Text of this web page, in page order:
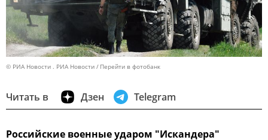
© РИА Новости . РИА Новости Перейти в фотобанк
Читать в Дзен Telegram
Российские военные ударом "Искандера"